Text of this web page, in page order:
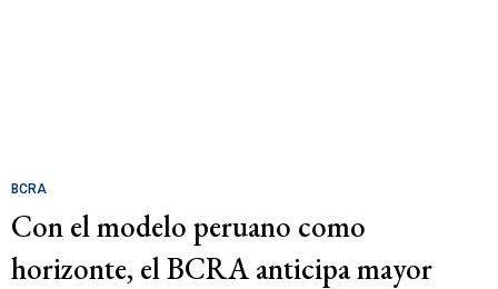
BCRA
Con el modelo peruano como
horizonte, el BCRA anticipa mayor